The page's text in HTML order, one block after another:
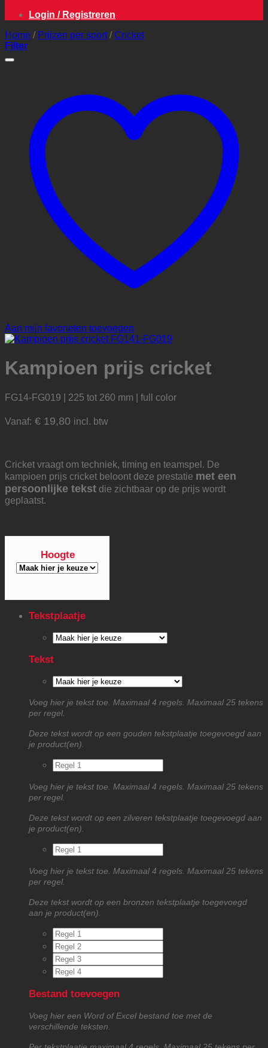
Login / Registreren
Home / Prijzen per sport / Cricket
Filter
Aan mijn favorieten toevoegen
Kampioen prijs cricket
FG14-FG019 | 225 tot 260 mm | full color
Vanaf: € 19,80 incl. btw
Cricket vraagt om techniek, timing en teamspel. De
kampioen prijs cricket beloont deze prestatie met een
persoonlijke tekst die zichtbaar op de prijs wordt
geplaatst.
Hoogte
Tekstplaatje
Tekst
Voeg hier je tekst toe. Maximaal 4 regels. Maximaal 25 tekens
per regel.
Deze tekst wordt op een gouden tekstplaatje toegevoegd aan
je product(en).
Voeg hier je tekst toe. Maximaal 4 regels. Maximaal 25 tekens
per regel.
Deze tekst wordt op een zilveren tekstplaatje toegevoegd aan
je product(en).
Voeg hier je tekst toe. Maximaal 4 regels. Maximaal 25 tekens
per regel.
Deze tekst wordt op een bronzen tekstplaatje toegevoegd
aan je product(en).
Bestand toevoegen
Voeg hier een Word of Excel bestand toe met de
verschillende teksten.